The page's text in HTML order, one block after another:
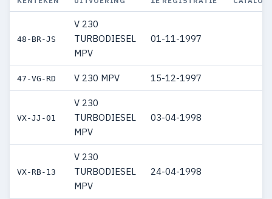
48-BR-JS
V 230
TURBODIESEL
MPV
01-11-1997
47-VG-RD V 230 MPV 15-12-1997
VX-JJ-01
V 230
TURBODIESEL
MPV
03-04-1998
VX-RB-13
V 230
TURBODIESEL
MPV
24-04-1998